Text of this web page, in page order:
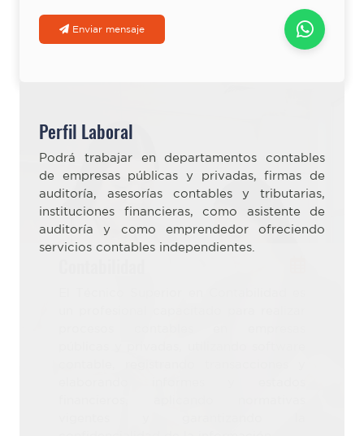
Enviar mensaje
Perfil Laboral
Podrá trabajar en departamentos contables
de empresas públicas y privadas, firmas de
auditoría, asesorías contables y tributarias,
instituciones financieras, como asistente de
auditoría y como emprendedor ofreciendo
servicios contables independientes.